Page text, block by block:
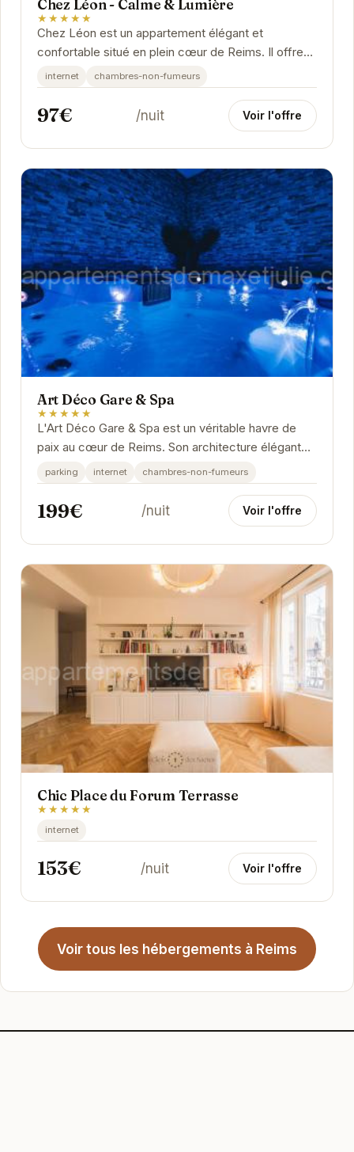
Chez Léon - Calme & Lumière
★★★★★
Chez Léon est un appartement élégant et
confortable situé en plein cœur de Reims. Il offre
un espace de vie lumineux et aéré, idéal pour se...
internet chambres-non-fumeurs
97€ /nuit Voir l'offre
Art Déco Gare & Spa
★★★★★
L'Art Déco Gare & Spa est un véritable havre de
paix au cœur de Reims. Son architecture élégante
et son ambiance chaleureuse vous invitent à la...
parking internet chambres-non-fumeurs
199€ /nuit Voir l'offre
Chic Place du Forum Terrasse
★★★★★
internet
153€ /nuit Voir l'offre
Voir tous les hébergements à Reims